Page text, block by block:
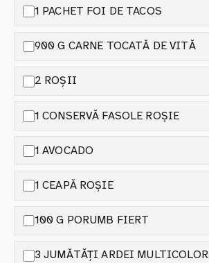
1 PACHET FOI DE TACOS
900 G CARNE TOCATĂ DE VITĂ
2 ROȘII
1 CONSERVĂ FASOLE ROȘIE
1 AVOCADO
1 CEAPĂ ROȘIE
100 G PORUMB FIERT
3 JUMĂTĂȚI ARDEI MULTICOLOR